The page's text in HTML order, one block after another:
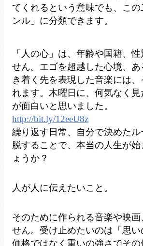
てくれるという意味でも、こ
ンル」に分類できます。
「人の心」は、年齢や国籍、
せん。エゴを超越した心境、
き着く先を表現した音楽には
れます。木曜日に、何気なく
が面白いと思いました。
http://bit.ly/12eeU8z
繰り返す日常、自分で決めた
脱することで、本当の人生が
ょうか？
人が人に伝えたいこと。
そのために作られる音楽や映
せん。受け止めたいのは「思
価格ではなく重いの強さでそ